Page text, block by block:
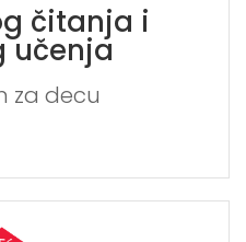
čitanja i
učenja
za decu